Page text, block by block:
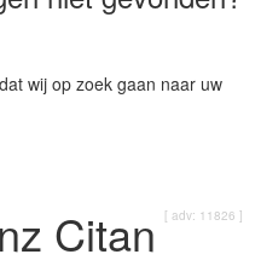
wij op zoek gaan naar uw
[ adv: 11826 ]
Citan